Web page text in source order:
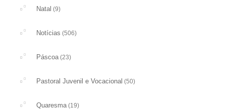
Natal (9)
Notícias (506)
Páscoa(23)
Pastoral Juvenil e Vocacional (50)
Quaresma(19)